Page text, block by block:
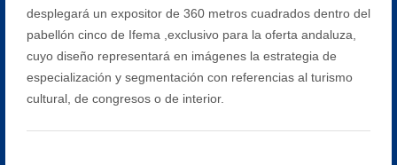
desplegará un expositor de 360 metros cuadrados dentro del
pabellón cinco de Ifema ,exclusivo para la oferta andaluza,
cuyo diseño representará en imágenes la estrategia de
especialización y segmentación con referencias al turismo
cultural, de congresos o de interior.